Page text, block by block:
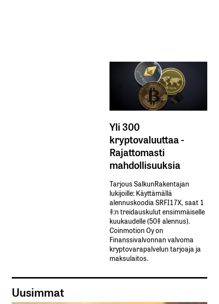
Yli 300
kryptovaluuttaa -
Rajattomasti
mahdollisuuksia
Tarjous SalkunRakentajan
lukijoille: Käyttämällä​ ​
alennuskoodia​ ​SRFI17X,​ ​saat​ ​1
%:n treidauskulut​ ​ensimmäiselle​ ​
kuukaudelle​ ​(50%​ ​alennus).
Coinmotion Oy on
Finanssivalvonnan valvoma
kryptovarapalvelun tarjoaja ja
maksulaitos.
Uusimmat